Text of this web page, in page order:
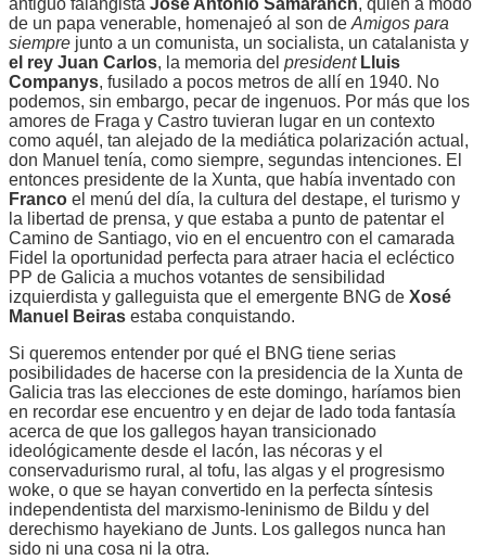
antiguo falangista José Antonio Samaranch, quien a modo
de un papa venerable, homenajeó al son de Amigos para
siempre junto a un comunista, un socialista, un catalanista y
el rey Juan Carlos, la memoria del president Lluis
Companys, fusilado a pocos metros de allí en 1940. No
podemos, sin embargo, pecar de ingenuos. Por más que los
amores de Fraga y Castro tuvieran lugar en un contexto
como aquél, tan alejado de la mediática polarización actual,
don Manuel tenía, como siempre, segundas intenciones. El
entonces presidente de la Xunta, que había inventado con
Franco el menú del día, la cultura del destape, el turismo y
la libertad de prensa, y que estaba a punto de patentar el
Camino de Santiago, vio en el encuentro con el camarada
Fidel la oportunidad perfecta para atraer hacia el ecléctico
PP de Galicia a muchos votantes de sensibilidad
izquierdista y galleguista que el emergente BNG de Xosé
Manuel Beiras estaba conquistando.
Si queremos entender por qué el BNG tiene serias
posibilidades de hacerse con la presidencia de la Xunta de
Galicia tras las elecciones de este domingo, haríamos bien
en recordar ese encuentro y en dejar de lado toda fantasía
acerca de que los gallegos hayan transicionado
ideológicamente desde el lacón, las nécoras y el
conservadurismo rural, al tofu, las algas y el progresismo
woke, o que se hayan convertido en la perfecta síntesis
independentista del marxismo-leninismo de Bildu y del
derechismo hayekiano de Junts. Los gallegos nunca han
sido ni una cosa ni la otra.